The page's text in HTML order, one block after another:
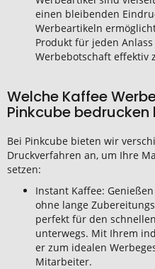
einen bleibenden
Werbeartikeln
Produkt für jeden
Werbebotschaft effektiv
Welche Kaffee
Pinkcube bedrucken
Bei Pinkcube bieten wir
Druckverfahren an, um Ihre
setzen:
Instant Kaffee:
ohne lange
perfekt für den
unterwegs. Mit Ihrem
er zum idealen
Mitarbeiter.